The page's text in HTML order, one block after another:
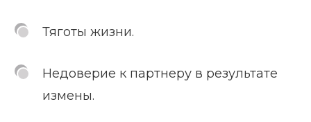
Тяготы жизни.
Недоверие к партнеру в результате
измены.